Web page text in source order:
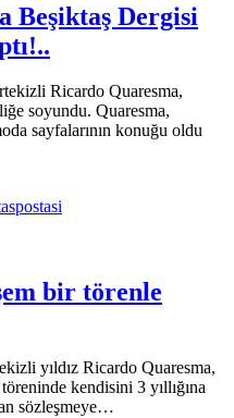
Beşiktaş Dergisi
Ricardo Quaresma,
soyundu. Quaresma,
sayfalarının konuğu oldu
bir törenle
yıldız Ricardo Quaresma,
kendisini 3 yıllığına
sözleşmeye…